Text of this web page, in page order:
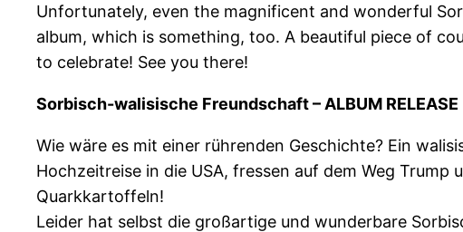
Unfortunately, even the magnificent and wonderful
album, which is something, too. A beautiful piece of
to celebrate! See you there!
Sorbisch-walisische Freundschaft – ALBUM RELEASE
Wie wäre es mit einer rührenden Geschichte? Ein
Hochzeitreise in die USA, fressen auf dem Weg
Quarkkartoffeln!
Leider hat selbst die großartige und wunderbare